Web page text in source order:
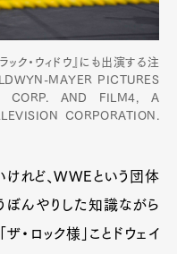
ック・ウィドウ』にも出演する注
MAYER PICTURES
CORP. AND FILM4, A
CORPORATION.
けれど、WWEという団体
んやりした知識ながら
・ロック様」ことドウェイ